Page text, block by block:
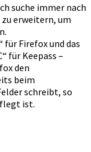
suche immer nach
erweitern, um
für Firefox und das
für Keepass –
den
beim
schreibt, so
ist.